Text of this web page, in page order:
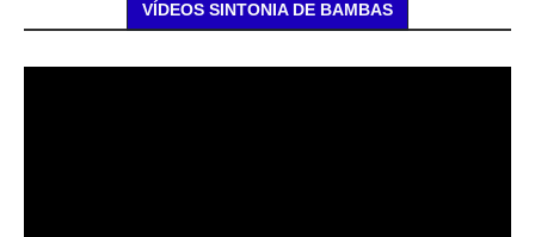
VÍDEOS SINTONIA DE BAMBAS